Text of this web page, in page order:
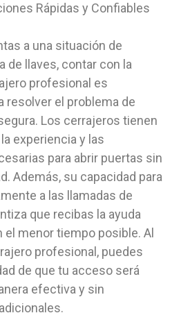
Rápidas y Confiables
a una situación de
de llaves, contar con la
profesional es
resolver el problema de
Los cerrajeros tienen
experiencia y las
para abrir puertas sin
Además, su capacidad para
a las llamadas de
que recibas la ayuda
menor tiempo posible. Al
profesional, puedes
de que tu acceso será
efectiva y sin